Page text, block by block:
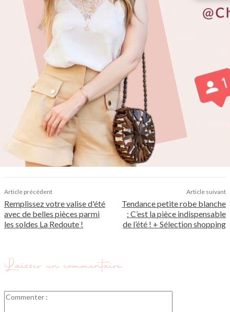
Article précédent
Remplissez votre valise d'été
avec de belles pièces parmi
les soldes La Redoute !
Article suivant
Tendance petite robe blanche
: C’est la pièce indispensable
de l’été ! + Sélection shopping
Laisser un commentaire